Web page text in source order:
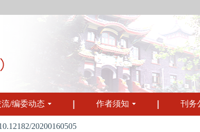
/编委动态 作者须知 刊务
20200160505